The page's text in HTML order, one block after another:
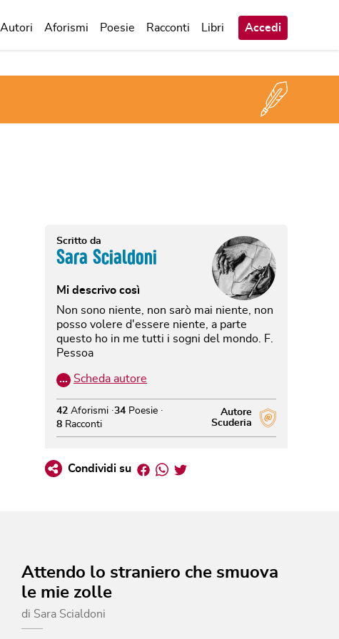
Autori Aforismi Poesie Racconti Libri Accedi
Scritto da
Sara Scialdoni
Mi descrivo così
Non sono niente, non sarò mai niente, non
posso volere d'essere niente, a parte
questo ho in me tutti i sogni del mondo. F.
Pessoa
… Scheda autore
Autore
Scuderia
42 Aforismi 34 Poesie
8 Racconti
Condividi su Facebook
Whatsapp
Twitter
Attendo lo straniero che smuova
le mie zolle
di Sara Scialdoni